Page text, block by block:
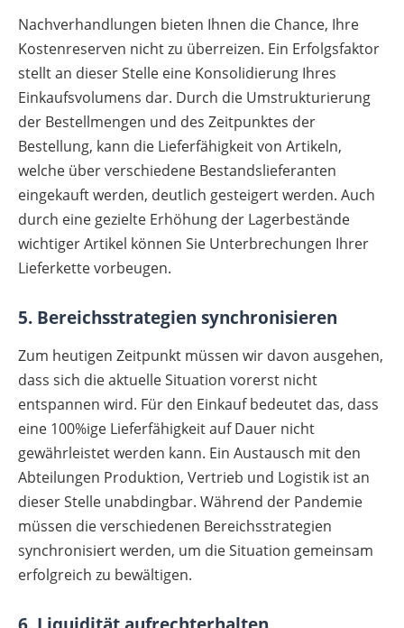
Nachverhandlungen bieten Ihnen die Chance, Ihre
Kostenreserven nicht zu überreizen. Ein Erfolgsfaktor
stellt an dieser Stelle eine Konsolidierung Ihres
Einkaufsvolumens dar. Durch die Umstrukturierung
der Bestellmengen und des Zeitpunktes der
Bestellung, kann die Lieferfähigkeit von Artikeln,
welche über verschiedene Bestandslieferanten
eingekauft werden, deutlich gesteigert werden. Auch
durch eine gezielte Erhöhung der Lagerbestände
wichtiger Artikel können Sie Unterbrechungen Ihrer
Lieferkette vorbeugen.
5. Bereichsstrategien synchronisieren
Zum heutigen Zeitpunkt müssen wir davon ausgehen,
dass sich die aktuelle Situation vorerst nicht
entspannen wird. Für den Einkauf bedeutet das, dass
eine 100%ige Lieferfähigkeit auf Dauer nicht
gewährleistet werden kann. Ein Austausch mit den
Abteilungen Produktion, Vertrieb und Logistik ist an
dieser Stelle unabdingbar. Während der Pandemie
müssen die verschiedenen Bereichsstrategien
synchronisiert werden, um die Situation gemeinsam
erfolgreich zu bewältigen.